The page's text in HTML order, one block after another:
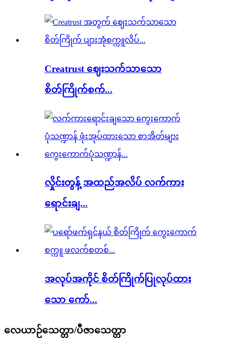
Creatrust ဈေးသက်သာသော
စိတ်ကြိုက်စက်...
လှိုင်းတွန့် အထည်အလိပ် လက်ကား
ရောင်းချ...
အလုပ်အကိုင် စိတ်ကြိုက်ပြုလုပ်ထား
သော ကော်...
လေယာဉ်သေတ္တာ/ပီဇာသေတ္တာ